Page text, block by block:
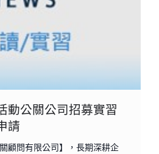
動公關公司招募實習
請
顧問有限公司】，長期深耕企